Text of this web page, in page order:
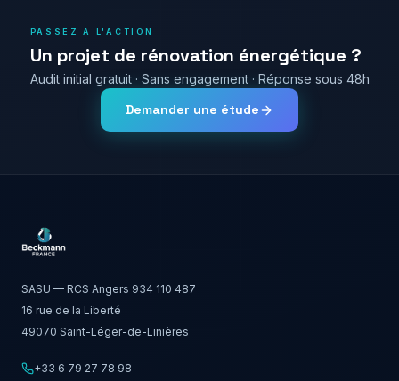
PASSEZ À L'ACTION
Un projet de rénovation énergétique ?
Audit initial gratuit · Sans engagement · Réponse sous 48h
Demander une étude
SASU — RCS Angers 934 110 487
16 rue de la Liberté
49070 Saint-Léger-de-Linières
+33 6 79 27 78 98